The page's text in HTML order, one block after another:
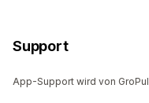
Support
App-Support wird von